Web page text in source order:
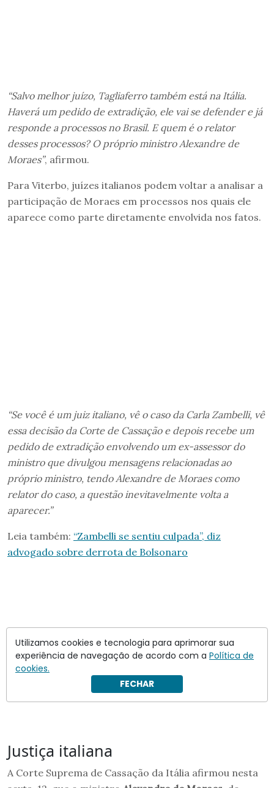
“Salvo melhor juízo, Tagliaferro também está na Itália.
Haverá um pedido de extradição, ele vai se defender e já
responde a processos no Brasil. E quem é o relator
desses processos? O próprio ministro Alexandre de
Moraes”, afirmou.
Para Viterbo, juízes italianos podem voltar a analisar a
participação de Moraes em processos nos quais ele
aparece como parte diretamente envolvida nos fatos.
“Se você é um juiz italiano, vê o caso da Carla Zambelli, vê
essa decisão da Corte de Cassação e depois recebe um
pedido de extradição envolvendo um ex-assessor do
ministro que divulgou mensagens relacionadas ao
próprio ministro, tendo Alexandre de Moraes como
relator do caso, a questão inevitavelmente volta a
aparecer.”
Leia também: “Zambelli se sentiu culpada”, diz
advogado sobre derrota de Bolsonaro
Justiça italiana
A Corte Suprema de Cassação da Itália afirmou nesta
Utilizamos cookies e tecnologia para aprimorar sua
experiência de navegação de acordo com a Política de
cookies.
FECHAR